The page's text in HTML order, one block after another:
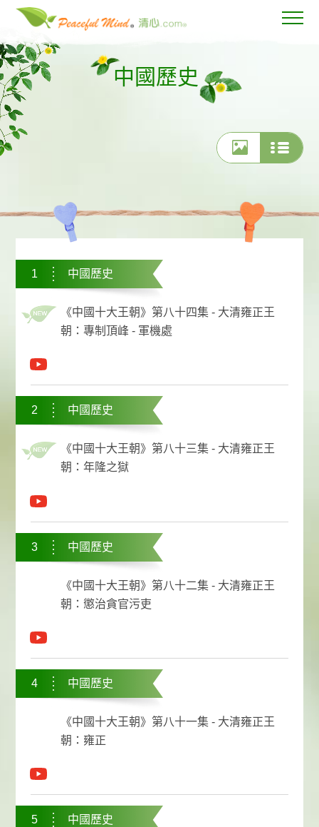
中國歷史
1 中國歷史
《中國十大王朝》第八十四集 - 大清雍正王
朝：專制頂峰 - 軍機處
2 中國歷史
《中國十大王朝》第八十三集 - 大清雍正王
朝：年隆之獄
3 中國歷史
《中國十大王朝》第八十二集 - 大清雍正王
朝：懲治貪官污吏
4 中國歷史
《中國十大王朝》第八十一集 - 大清雍正王
朝：雍正
5 中國歷史